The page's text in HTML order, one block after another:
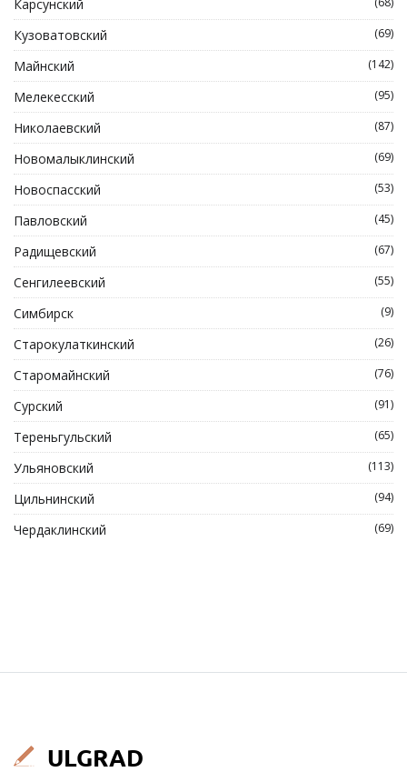
Карсунский
Кузоватовский (69)
Майнский (142)
Мелекесский (95)
Николаевский (87)
Новомалыклинский (69)
Новоспасский (53)
Павловский (45)
Радищевский (67)
Сенгилеевский (55)
Симбирск (9)
Старокулаткинский (26)
Старомайнский (76)
Сурский (91)
Тереньгульский (65)
Ульяновский (113)
Цильнинский (94)
Чердаклинский (69)